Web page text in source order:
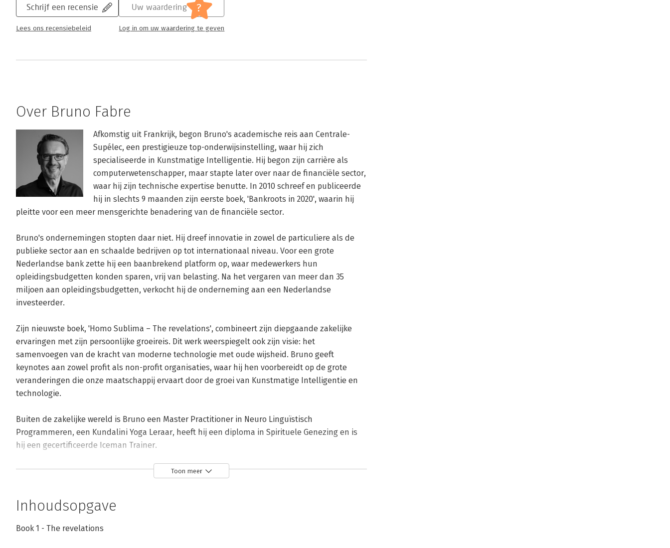
Schrijf een recensie
Lees ons recensiebeleid
Uw waardering ?
Log in om uw waardering te geven
Over Bruno Fabre
Afkomstig uit Frankrijk, begon Bruno's academische reis aan Centrale-
Supélec, een prestigieuze top-onderwijsinstelling, waar hij zich
specialiseerde in Kunstmatige Intelligentie. Hij begon zijn carrière als
computerwetenschapper, maar stapte later over naar de financiële sector,
waar hij zijn technische expertise benutte. In 2010 schreef en publiceerde
hij in slechts 9 maanden zijn eerste boek, 'Bankroots in 2020', waarin hij
pleitte voor een meer mensgerichte benadering van de financiële sector.
Bruno's ondernemingen stopten daar niet. Hij dreef innovatie in zowel de particuliere als de
publieke sector aan en schaalde bedrijven op tot internationaal niveau. Voor een grote
Nederlandse bank zette hij een baanbrekend platform op, waar medewerkers hun
opleidingsbudgetten konden sparen, vrij van belasting. Na het vergaren van meer dan 35
miljoen aan opleidingsbudgetten, verkocht hij de onderneming aan een Nederlandse
investeerder.
Zijn nieuwste boek, 'Homo Sublima – The revelations', combineert zijn diepgaande zakelijke
ervaringen met zijn persoonlijke groeireis. Dit werk weerspiegelt ook zijn visie: het
samenvoegen van de kracht van moderne technologie met oude wijsheid. Bruno geeft
keynotes aan zowel profit als non-profit organisaties, waar hij hen voorbereidt op de grote
veranderingen die onze maatschappij ervaart door de groei van Kunstmatige Intelligentie en
technologie.
Buiten de zakelijke wereld is Bruno een Master Practitioner in Neuro Linguïstisch
Programmeren, een Kundalini Yoga Leraar, heeft hij een diploma in Spirituele Genezing en is
hij een gecertificeerde Iceman Trainer.
Bruno gelooft dat door onze recente vooruitgang te verweven met eeuwenoude kennis, we een
planeet. In zijn visie roept de toekomst een wereld op waar liefde en mededogen niet alleen
woorden zijn, maar leidende principes, die een diepe en respectvolle verbinding met de natuur
en onze planeet bevorderen.
Toon meer
Inhoudsopgave
Book 1 - The revelations